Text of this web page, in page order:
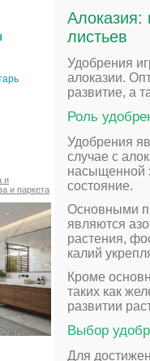
и
и паркета
Алоказия:
листьев
Удобрения
алоказии.
развитие, а
Роль
Удобрения
случае с
насыщенной
состояние.
Основными
являются
растения,
калий
Кроме
таких как
развитии
Выбор
Для